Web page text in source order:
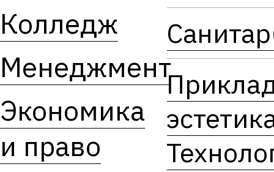
Колледж
Менеджмент
Экономика
и право